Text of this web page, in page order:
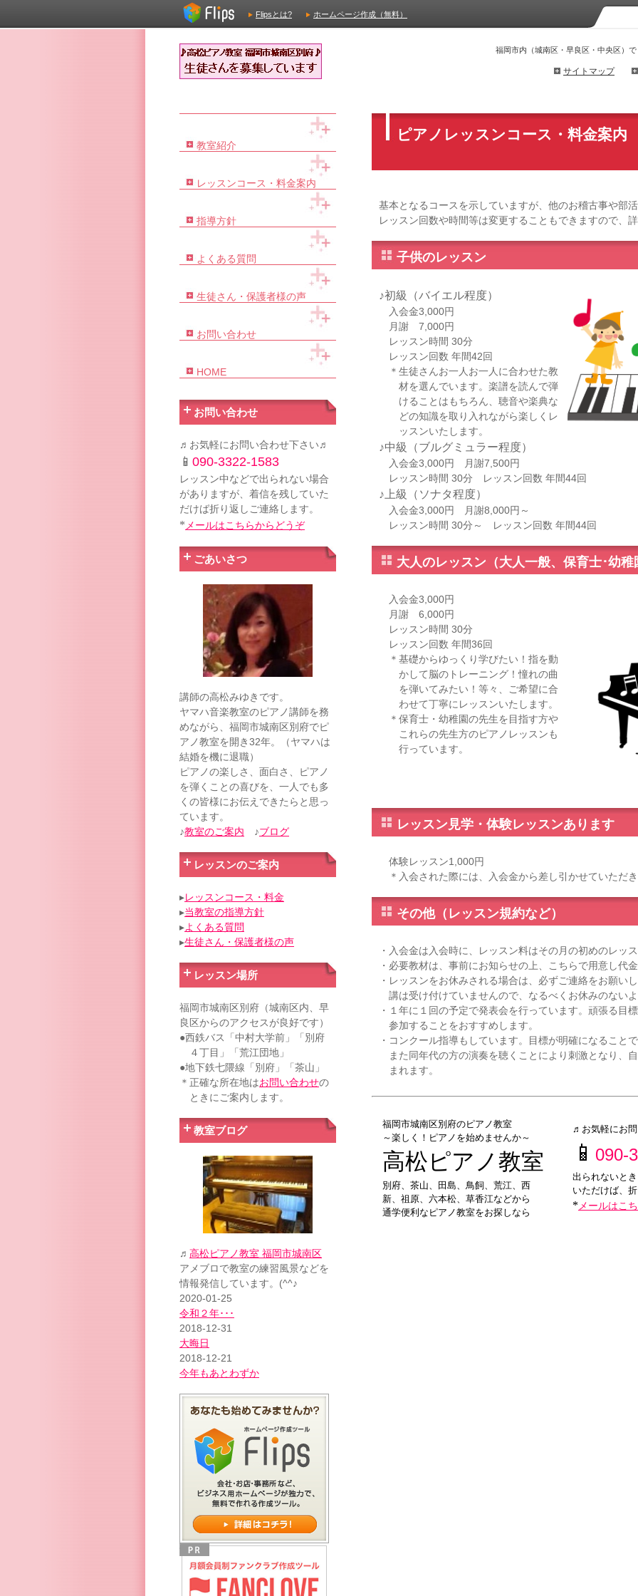
Flipsとは? ホームページ作成（無料）
福岡市内（城南区・早良区・中央区）
サイトマップ
ピアノレッスンコース・料金案内
基本となるコースを示していますが、他のお稽古事や部
レッスン回数や時間等は変更することもできますので、
子供のレッスン
♪初級（バイエル程度）
入会金3,000円
月謝 7,000円
レッスン時間 30分
レッスン回数 年間42回
＊生徒さんお一人お一人に合わせた教
材を選んでいます。楽譜を読んで弾
けることはもちろん、聴音や楽典な
どの知識を取り入れながら楽しくレ
ッスンいたします。
♪中級（ブルグミュラー程度）
入会金3,000円 月謝7,500円
レッスン時間 30分 レッスン回数 年間44回
♪上級（ソナタ程度）
入会金3,000円 月謝8,000円～
レッスン時間 30分～ レッスン回数 年間44回
大人のレッスン（大人一般、保育士･幼
入会金3,000円
月謝 6,000円
レッスン時間 30分
レッスン回数 年間36回
＊基礎からゆっくり学びたい！指を動
かして脳のトレーニング！憧れの曲
を弾いてみたい！等々、ご希望に合
わせて丁寧にレッスンいたします。
＊保育士・幼稚園の先生を目指す方や
これらの先生方のピアノレッスンも
行っています。
レッスン見学・体験レッスンあります
体験レッスン1,000円
＊入会された際には、入会金から差し引かせていただ
その他（レッスン規約など）
・入会金は入会時に、レッスン料はその月の初めのレッ
・必要教材は、事前にお知らせの上、こちらで用意し代
・レッスンをお休みされる場合は、必ずご連絡をお願い
講は受け付けていませんので、なるべくお休みのない
・１年に１回の予定で発表会を行っています。頑張る目
参加することをおすすめします。
・コンクール指導もしています。目標が明確になること
また同年代の方の演奏を聴くことにより刺激となり、
まれます。
福岡市城南区別府のピアノ教室
～楽しく！ピアノを始めませんか～
高松ピアノ教室
別府、茶山、田島、鳥飼、荒江、西
新、祖原、六本松、草香江などから
通学便利なピアノ教室をお探しなら
♬お気軽にお
📱 090-
出られないと
いただけば、
* メールはこ
教室紹介
レッスンコース・料金案内
指導方針
よくある質問
生徒さん・保護者様の声
お問い合わせ
HOME
お問い合わせ
♬お気軽にお問い合わせ下さい♬
📱 090-3322-1583
レッスン中などで出られない場合
がありますが、着信を残していた
だけば折り返しご連絡します。
* メールはこちらからどうぞ
ごあいさつ
講師の高松みゆきです。
ヤマハ音楽教室のピアノ講師を務
めながら、福岡市城南区別府でピ
アノ教室を開き32年。（ヤマハは
結婚を機に退職）
ピアノの楽しさ、面白さ、ピアノ
を弾くことの喜びを、一人でも多
くの皆様にお伝えできたらと思っ
ています。
♪教室のご案内 ♪ブログ
レッスンのご案内
▸レッスンコース・料金
▸当教室の指導方針
▸よくある質問
▸生徒さん・保護者様の声
レッスン場所
福岡市城南区別府（城南区内、早
良区からのアクセスが良好です）
●西鉄バス「中村大学前」「別府
４丁目」「荒江団地」
●地下鉄七隈線「別府」「茶山」
＊正確な所在地はお問い合わせの
ときにご案内します。
教室ブログ
♬ 高松ピアノ教室 福岡市城南区
アメブロで教室の練習風景などを
情報発信しています。(^^♪
2020-01-25
令和２年･･･
2018-12-31
大晦日
2018-12-21
今年もあとわずか